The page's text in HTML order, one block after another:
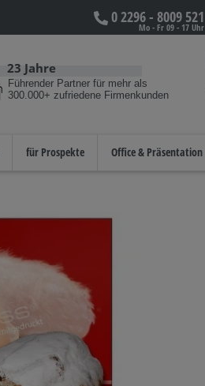
0 2296 - 8009 521
Mo - Fr 09 - 17 Uhr
23 Jahre
Führender Partner für mehr als
300.000+ zufriedene Firmenkunden
für Prospekte Office & Präsentation